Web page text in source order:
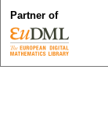
Partner of